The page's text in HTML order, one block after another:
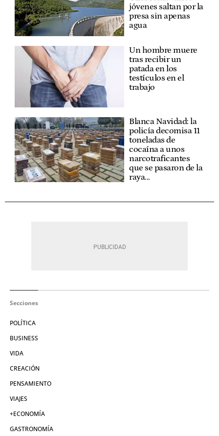
jóvenes saltan por la
presa sin apenas
agua
Un hombre muere
tras recibir un
patada en los
testículos en el
trabajo
Blanca Navidad: la
policía decomisa 11
toneladas de
cocaína a unos
narcotraficantes
que se pasaron de la
raya...
Secciones
POLÍTICA
BUSINESS
VIDA
CREACIÓN
PENSAMIENTO
VIAJES
+ECONOMÍA
GASTRONOMÍA